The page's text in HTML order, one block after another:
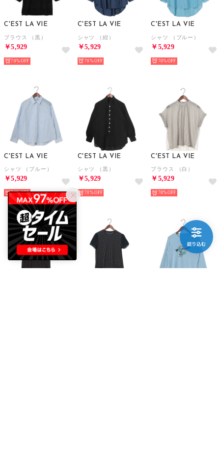
C'EST LA VIE
ブラウス （黒）
￥5,929
70%
C'EST LA VIE
シャツ （紺）
￥5,929
70%
C'EST LA VIE
シャツ （ブルー）
￥5,929
70%
C'EST LA VIE
シャツ （ブルー）
￥5,929
70%
C'EST LA VIE
シャツ （黒）
￥5,929
70%
C'EST LA VIE
ブラウス （白）
￥5,929
70%